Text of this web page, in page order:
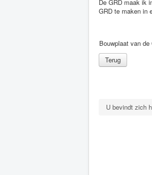
De GRD maak ik
GRD te maken in
Bouwplaat van
U bevindt zich